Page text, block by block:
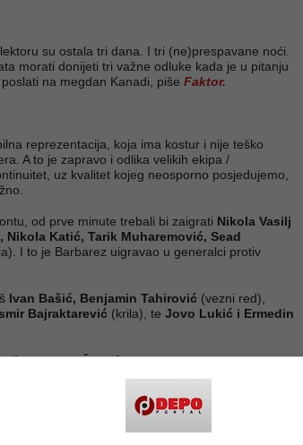
su ostala tri dana. I tri (ne)prespavane noći.
morati donijeti tri važne odluke kada je u pitanju
na megdan Kanadi, piše Faktor.
reprezentacija, koja ima kostur i nije teško
A to je zapravo i odlika velikih ekipa /
uz kvalitet kojeg neosporno posjedujemo,
od prve minute trebali bi zaigrati Nikola Vasilj
Nikola Katić, Tarik Muharemović, Sead
I to je Barbarez uigravao u generalci protiv
Ivan Bašić, Benjamin Tahirović (vezni red),
Bajraktarević (krila), te Jovo Lukić i Ermedin
Džeko i Ivan Šunjić(zbog povreda propustili oba
priprema za SP i većinu treninga) budu sto posto
dobiti priliku od prve minute. U tom slučaju na
od dvojice veznjaka - Bašić ili Tahirović.
još neke rokade. Tako ne bi čudilo kada bi